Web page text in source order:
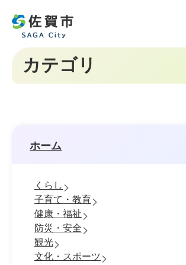
カテゴリ
ホーム
くらし
子育て・教育
健康・福祉
防災・安全
観光
文化・スポーツ